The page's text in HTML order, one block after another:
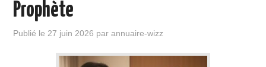
Prophète
Publié le27 juin 2026 parannuaire-wizz